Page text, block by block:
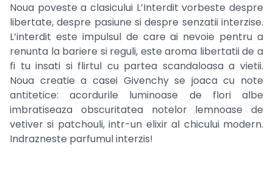
Noua poveste a clasicului L’Interdit vorbeste despre
libertate, despre pasiune si despre senzatii interzise.
L’interdit este impulsul de care ai nevoie pentru a
renunta la bariere si reguli, este aroma libertatii de a
fi tu insati si flirtul cu partea scandaloasa a vietii.
Noua creatie a casei Givenchy se joaca cu note
antitetice: acordurile luminoase de flori albe
imbratiseaza obscuritatea notelor lemnoase de
vetiver si patchouli, intr-un elixir al chicului modern.
Indrazneste parfumul interzis!